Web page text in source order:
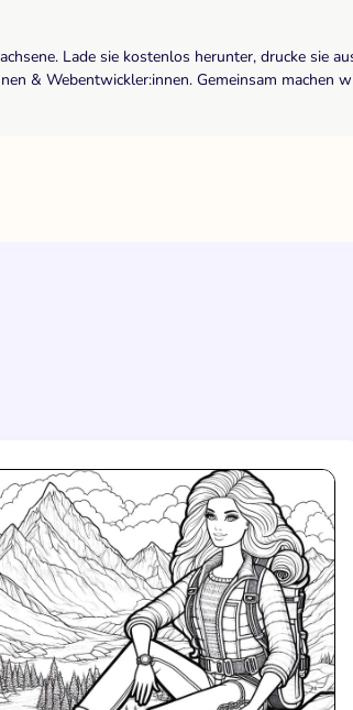
Lade sie kostenlos herunter, drucke sie
& Webentwickler:innen. Gemeinsam